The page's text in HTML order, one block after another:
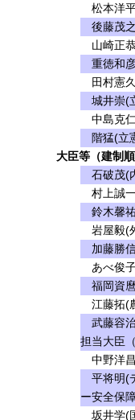
松本洋
後藤茂
山崎正
重徳和
田村憲
城井崇(
中島克
階猛(立
大臣等（建制順
石破茂(
村上誠
鈴木馨
岩屋毅(
加藤勝
あべ俊
福岡資
江藤拓(
武藤容
担当大臣
中野洋
平将明(
ー安全保
坂井学(